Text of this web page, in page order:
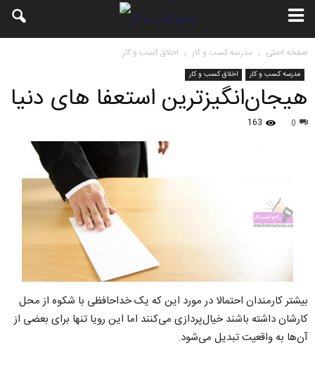
صفحه اصلی مدرسه کسب و کار اخلاق کسب و کار
مدرسه کسب و کار اخلاق کسب و کار
هیجان‌انگیزترین استعفا های دنیا
0
163
بیشتر کارمندان احتمالا در مورد این که یک خداحافظی با شکوه از محل
کارشان داشته باشند خیال‌‌پردازی می‌کنند اما این رویا تنها برای بعضی از
آن‌ها به واقعیت تبدیل می‌شود.